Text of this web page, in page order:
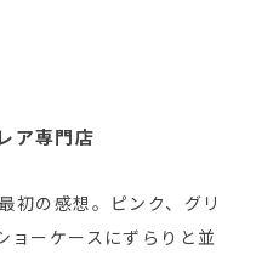
ア専門店
初の感想。ピンク、グリ
ョーケースにずらりと並